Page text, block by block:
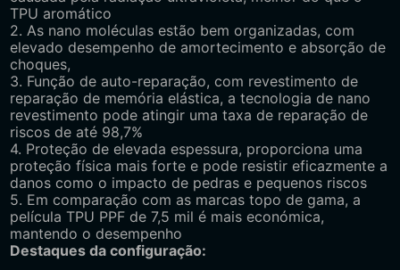
TPU aromático
2. As nano moléculas estão bem organizadas, com
elevado desempenho de amortecimento e absorção de
choques,
3. Função de auto-reparação, com revestimento de
reparação de memória elástica, a tecnologia de nano
revestimento pode atingir uma taxa de reparação de
riscos de até 98,7%
4. Proteção de elevada espessura, proporciona uma
proteção física mais forte e pode resistir eficazmente a
danos como o impacto de pedras e pequenos riscos
5. Em comparação com as marcas topo de gama, a
película TPU PPF de 7,5 mil é mais económica,
mantendo o desempenho
Destaques da configuração: